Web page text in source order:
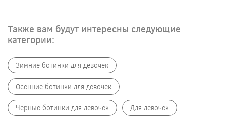
Также вам будут интересны следующие
категории:
Зимние ботинки для девочек
Осенние ботинки для девочек
Черные ботинки для девочек Для девочек